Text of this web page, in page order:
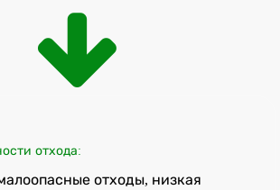
отхода:
отходы, низкая